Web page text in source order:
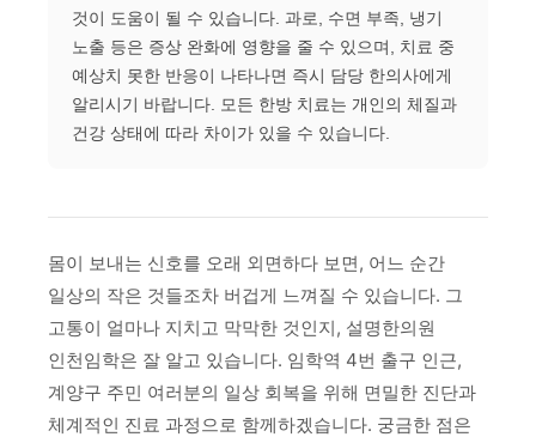
것이 도움이 될 수 있습니다. 과로, 수면 부족, 냉기
노출 등은 증상 완화에 영향을 줄 수 있으며, 치료 중
예상치 못한 반응이 나타나면 즉시 담당 한의사에게
알리시기 바랍니다. 모든 한방 치료는 개인의 체질과
건강 상태에 따라 차이가 있을 수 있습니다.
몸이 보내는 신호를 오래 외면하다 보면, 어느 순간
일상의 작은 것들조차 버겁게 느껴질 수 있습니다. 그
고통이 얼마나 지치고 막막한 것인지, 설명한의원
인천임학은 잘 알고 있습니다. 임학역 4번 출구 인근,
계양구 주민 여러분의 일상 회복을 위해 면밀한 진단과
체계적인 진료 과정으로 함께하겠습니다. 궁금한 점은